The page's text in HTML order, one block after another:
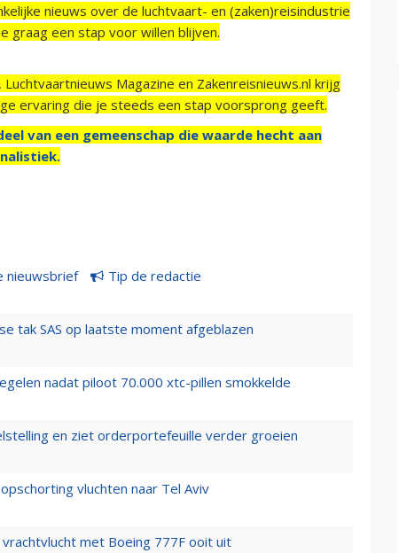
nieuws over de luchtvaart- en (zaken)reisindustrie
graag een stap voor willen blijven.
Magazine en Zakenreisnieuws.nl krijg
ervaring die je steeds een stap voorsprong geeft.
van een gemeenschap die waarde hecht aan
nieuwsbrief Tip de redactie
tak SAS op laatste moment afgeblazen
nadat piloot 70.000 xtc-pillen smokkelde
en ziet orderportefeuille verder groeien
vluchten naar Tel Aviv
met Boeing 777F ooit uit